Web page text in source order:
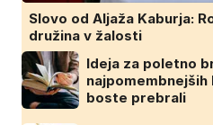
Slovo od Aljaža Kaburja:
družina v žalosti
Ideja za poletno
najpomembnejših
boste prebrali